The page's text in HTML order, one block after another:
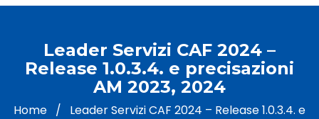
Leader Servizi CAF 2024 –
Release 1.0.3.4. e precisazioni
AM 2023, 2024
Home / Leader Servizi CAF 2024 – Release 1.0.3.4. e